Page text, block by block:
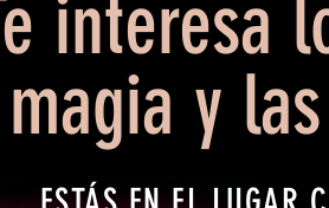
interesa
magia y